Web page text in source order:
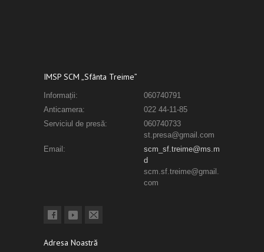
IMSP SCM „Sfânta Treime”
Informații:
060740791
Anticamera:
022 44-11-85
Serviciul de presă:
060740733
st.presa@gmail.com
Email:
scm_sf.treime@ms.m
d
scm.sf.treime@gmail.
com
Adresa Noastră